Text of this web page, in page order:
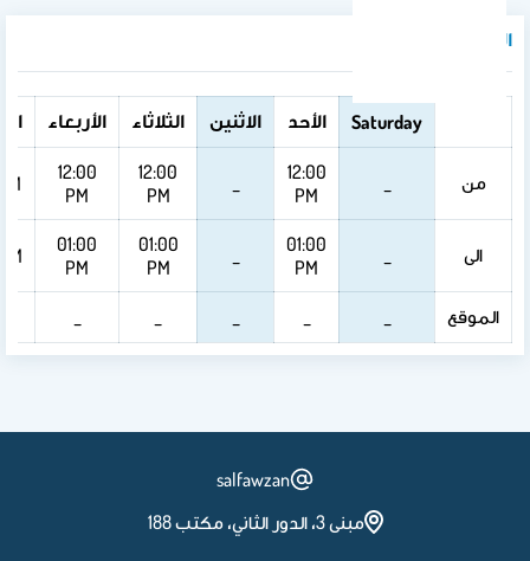
الساعات المكتبية
Saturday الأحد الاثنين الثلاثاء الأربعاء
من
12:00
PM
12:00
PM
12:00
PM
الى
01:00
PM
01:00
PM
01:00
PM
الموقع
salfawzan
مبنى 3، الدور الثاني، مكتب 188